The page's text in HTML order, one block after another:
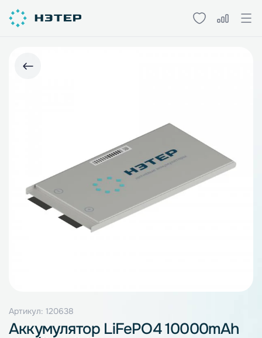
Артикул: 120638
Аккумулятор LiFePO4 10000mAh